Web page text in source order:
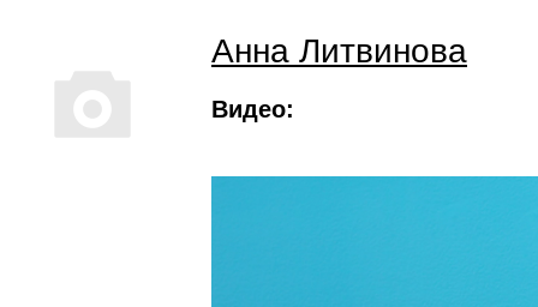
Анна Литвинова
Видео: